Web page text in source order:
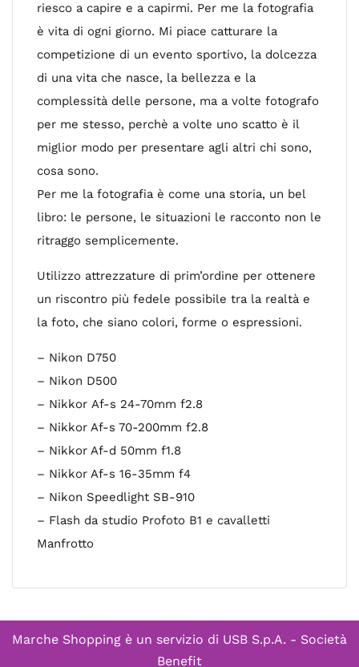
riesco a capire e a capirmi. Per me la fotografia
è vita di ogni giorno. Mi piace catturare la
competizione di un evento sportivo, la dolcezza
di una vita che nasce, la bellezza e la
complessità delle persone, ma a volte fotografo
per me stesso, perchè a volte uno scatto è il
miglior modo per presentare agli altri chi sono,
cosa sono.
Per me la fotografia è come una storia, un bel
libro: le persone, le situazioni le racconto non le
ritraggo semplicemente.
Utilizzo attrezzature di prim’ordine per ottenere
un riscontro più fedele possibile tra la realtà e
la foto, che siano colori, forme o espressioni.
– Nikon D750
– Nikon D500
– Nikkor Af-s 24-70mm f2.8
– Nikkor Af-s 70-200mm f2.8
– Nikkor Af-d 50mm f1.8
– Nikkor Af-s 16-35mm f4
– Nikon Speedlight SB-910
– Flash da studio Profoto B1 e cavalletti
Manfrotto
Marche Shopping è un servizio di USB S.p.A. - Società
Benefit